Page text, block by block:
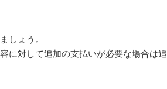
しょう。
に対して追加の支払いが必要な場合は追